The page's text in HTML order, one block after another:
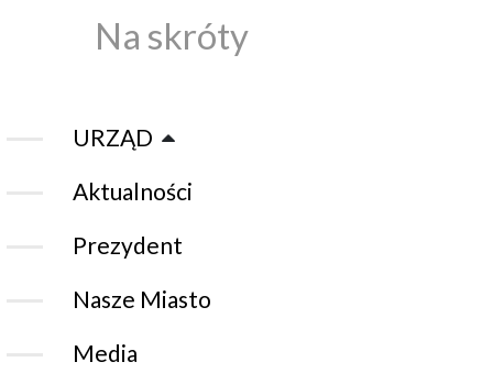
Na skróty
URZĄD
Aktualności
Prezydent
Nasze Miasto
Media